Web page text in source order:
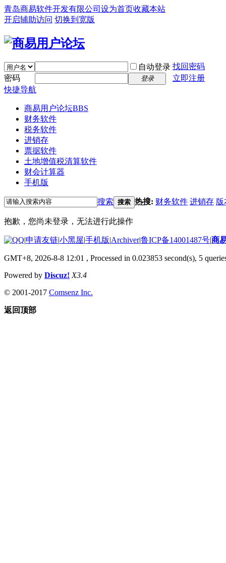
青岛商易软件开发有限公司 设为首页收藏本站
开启辅助访问 切换到宽版
自动登录 找回密码
密码
登录
立即注册
快捷导航
商易用户论坛BBS
财务软件
税务软件
进销存
票据软件
土地增值税清算软件
财会计算器
手机版
搜索 搜索 热搜: 财务软件 进销存 版
抱歉，您尚未登录，无法进行此操作
|申请友链|小黑屋|手机版|Archiver|鲁ICP备14001487号|商
GMT+8, 2026-8-8 12:01 , Processed in 0.023853 second(s), 5
Powered by Discuz! X3.4
© 2001-2017 Comsenz Inc.
返回顶部